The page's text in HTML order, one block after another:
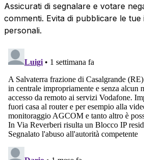
Assicurati di segnalare e votare
commenti. Evita di pubblicare le
personali.